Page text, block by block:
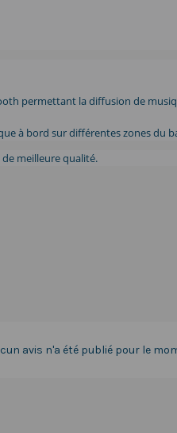
permettant la diffusion de
à bord sur différentes zones du
meilleure qualité.
avis n'a été publié pour le